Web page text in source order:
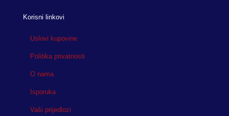
Korisni linkovi
Uslovi kupovine
Politika privatnosti
O nama
Isporuka
Vaši prijedlozi